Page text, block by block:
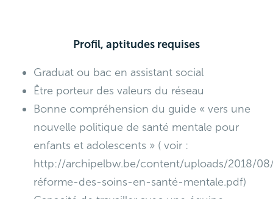
Profil, aptitudes requises
Graduat ou bac en assistant social
Être porteur des valeurs du réseau
Bonne compréhension du guide « vers une
nouvelle politique de santé mentale pour
enfants et adolescents » ( voir :
http://archipelbw.be/content/uploads/2018/
réforme-des-soins-en-santé-mentale.pdf)